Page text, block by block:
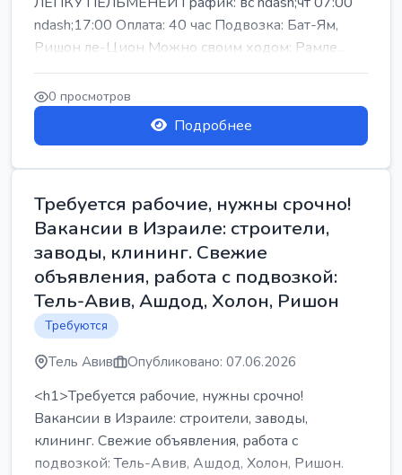
ndash;17:00 Оплата: 40 час Подвозка: Бат-Ям,
Ришон ле-Цион Можно своим ходом: Рамле...
0 просмотров
Подробнее
Требуется рабочие, нужны срочно!
Вакансии в Израиле: строители,
заводы, клининг. Свежие
объявления, работа с подвозкой:
Тель-Авив, Ашдод, Холон, Ришон
Требуются
Тель Авив Опубликовано: 07.06.2026
<h1>Требуется рабочие, нужны срочно!
Вакансии в Израиле: строители, заводы,
клининг. Свежие объявления, работа с
подвозкой: Тель-Авив, Ашдод, Холон, Ришон.